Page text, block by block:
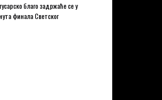
благо задржаће се у
финала Светског